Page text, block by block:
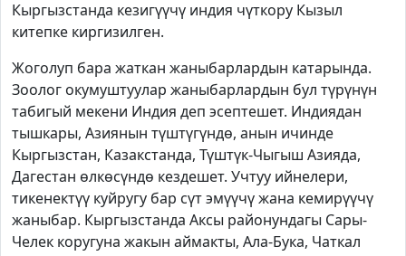
Кыргызстанда кезигүүчү индия чүткору Кызыл
китепке киргизилген.
Жоголуп бара жаткан жаныбарлардын катарында.
Зоолог окумуштуулар жаныбарлардын бул түрүнүн
табигый мекени Индия деп эсептешет. Индиядан
тышкары, Азиянын түштүгүндө, анын ичинде
Кыргызстан, Казакстанда, Түштүк-Чыгыш Азияда,
Дагестан өлкөсүндө кездешет. Учтуу ийнелери,
тикенектүү куйругу бар сүт эмүүчү жана кемирүүчү
жаныбар. Кыргызстанда Аксы районундагы Сары-
Челек коругуна жакын аймакты, Ала-Бука, Чаткал